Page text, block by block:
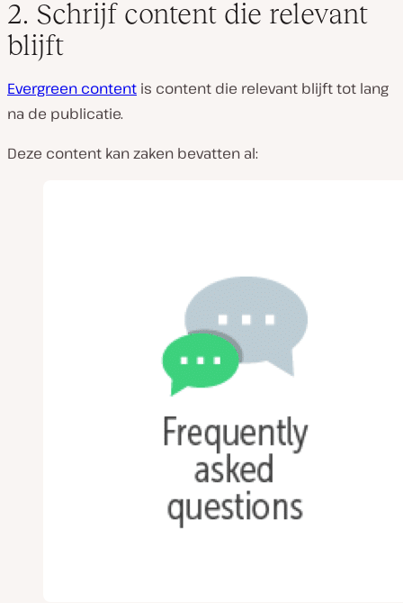
2. Schrijf content die relevant
blijft
Evergreen content is content die relevant blijft tot lang
na de publicatie.
Deze content kan zaken bevatten al: